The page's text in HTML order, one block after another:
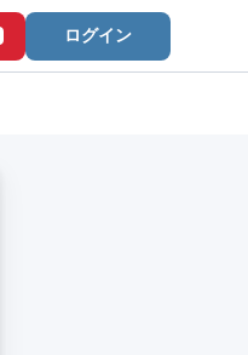
ログイン